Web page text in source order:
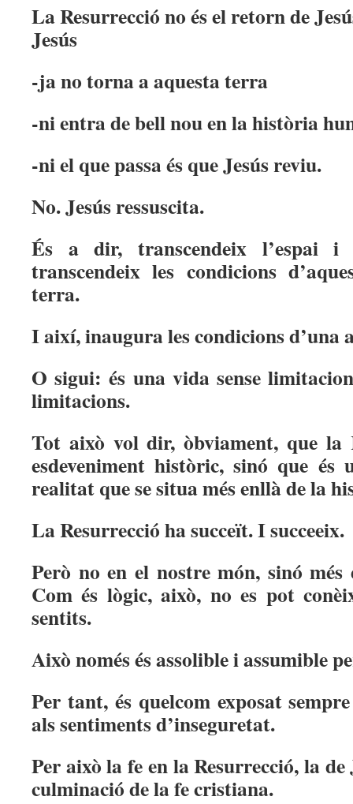
La Resurrecció no és el retorn de
Jesús
-ja no torna a aquesta terra
-ni entra de bell nou en la història
-ni el que passa és que Jesús reviu.
No. Jesús ressuscita.
És a dir, transcendeix l’espai
transcendeix les condicions
terra.
I així, inaugura les condicions d’una
O sigui: és una vida sense
limitacions.
Tot això vol dir, òbviament, que la
esdeveniment històric, sinó que és
realitat que se situa més enllà de la
La Resurrecció ha succeït. I succeeix.
Però no en el nostre món, sinó
Com és lògic, això, no es pot
sentits.
Això només és assolible i assumible
Per tant, és quelcom exposat
als sentiments d’inseguretat.
Per això la fe en la Resurrecció, la
culminació de la fe cristiana.